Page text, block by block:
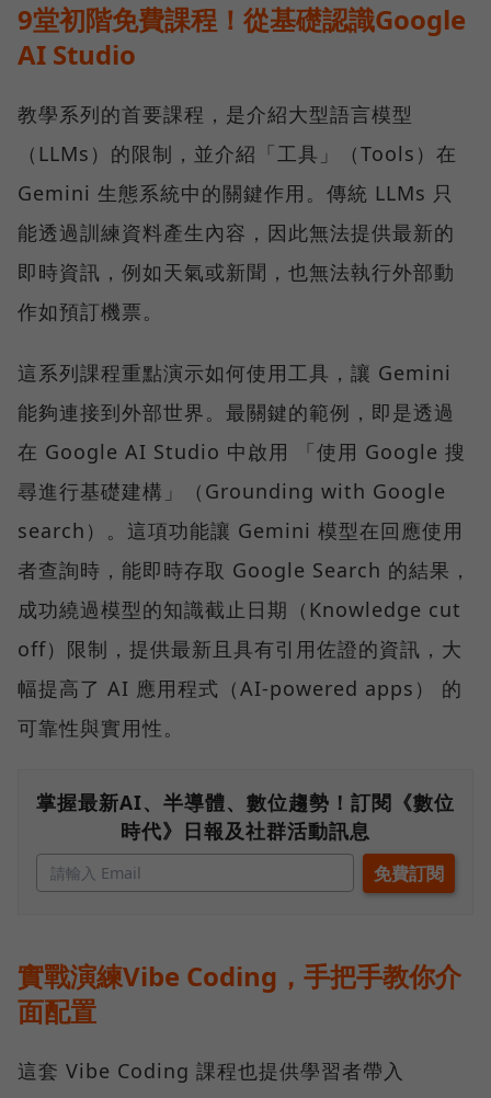
9堂初階免費課程！從基礎認識Google
AI Studio
教學系列的首要課程，是介紹大型語言模型
（LLMs）的限制，並介紹「工具」（Tools）在
Gemini 生態系統中的關鍵作用。傳統 LLMs 只
能透過訓練資料產生內容，因此無法提供最新的
即時資訊，例如天氣或新聞，也無法執行外部動
作如預訂機票。
這系列課程重點演示如何使用工具，讓 Gemini
能夠連接到外部世界。最關鍵的範例，即是透過
在 Google AI Studio 中啟用 「使用 Google 搜
尋進行基礎建構」（Grounding with Google
search）。這項功能讓 Gemini 模型在回應使用
者查詢時，能即時存取 Google Search 的結果，
成功繞過模型的知識截止日期（Knowledge cut
off）限制，提供最新且具有引用佐證的資訊，大
幅提高了 AI 應用程式（AI-powered apps） 的
可靠性與實用性。
掌握最新AI、半導體、數位趨勢！訂閱《數位
時代》日報及社群活動訊息
實戰演練Vibe Coding，手把手教你介
面配置
這套 Vibe Coding 課程也提供學習者帶入